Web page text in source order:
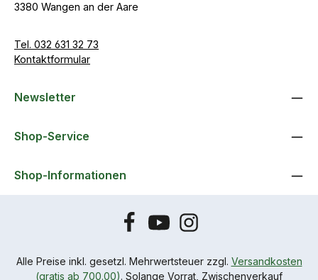
3380 Wangen an der Aare
Tel. 032 631 32 73
Kontaktformular
Newsletter
Shop-Service
Shop-Informationen
Alle Preise inkl. gesetzl. Mehrwertsteuer zzgl. Versandkosten
(gratis ab 700.00). Solange Vorrat, Zwischenverkauf